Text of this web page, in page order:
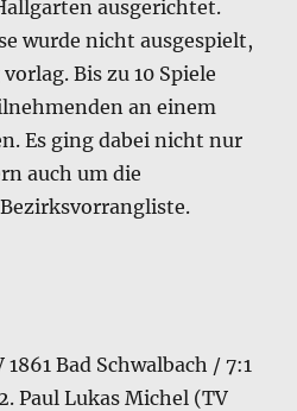
ausgerichtet.
wurde nicht ausgespielt,
Bis zu 10 Spiele
an einem
Es ging dabei nicht nur
auch um die
Bad Schwalbach / 7:1
Paul Lukas Michel (TV